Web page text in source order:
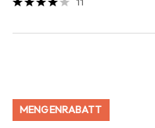
MENGENRABATT